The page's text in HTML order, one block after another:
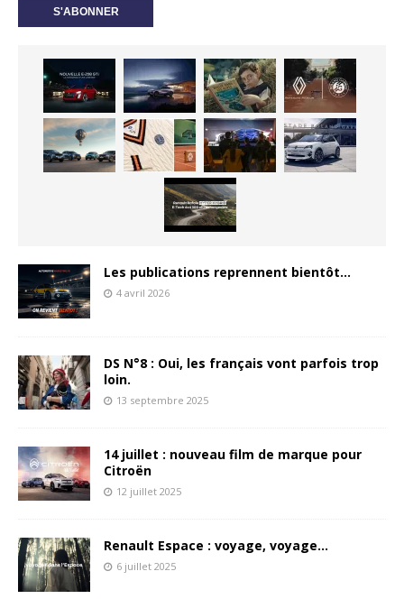
Les publications reprennent bientôt…
4 avril 2026
DS N°8 : Oui, les français vont parfois trop
loin.
13 septembre 2025
14 juillet : nouveau film de marque pour
Citroën
12 juillet 2025
Renault Espace : voyage, voyage…
6 juillet 2025